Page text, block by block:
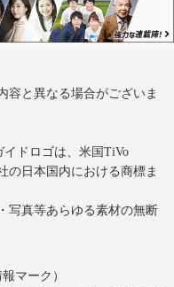
容と異なる場合がございま
イドロゴは、米国TiVo
の日本国内における商標ま
写真等あらゆる素材の無断
マーク）